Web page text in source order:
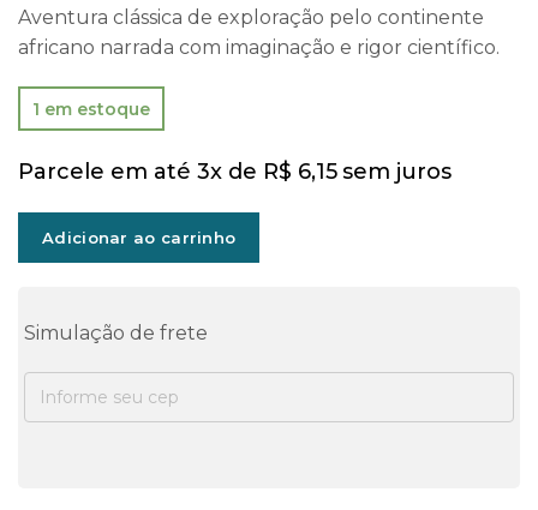
Aventura clássica de exploração pelo continente
africano narrada com imaginação e rigor científico.
1 em estoque
Parcele em até 3x de R$ 6,15sem juros
Adicionar ao carrinho
Simulação de frete